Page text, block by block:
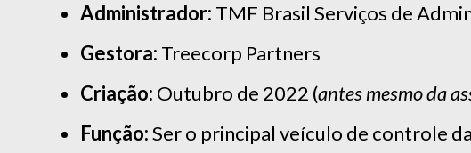
Administrador: TMF Brasil Serviços de
Gestora: Treecorp Partners
Criação: Outubro de 2022 (antes mesmo da
Função:Ser o principal veículo de controle